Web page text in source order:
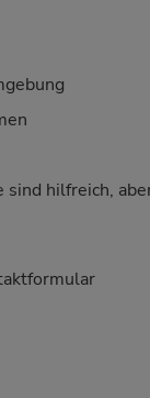
hilfreich,